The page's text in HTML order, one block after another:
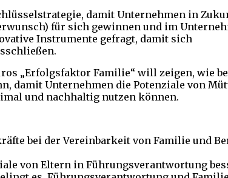
damit Unternehmen in
für sich gewinnen und im
Instrumente gefragt, damit sich
„Erfolgsfaktor Familie“ will zeigen, wie
damit Unternehmen die Potenziale von
und nachhaltig nutzen können.
bei der Vereinbarkeit von Familie und
von Eltern in Führungsverantwortung